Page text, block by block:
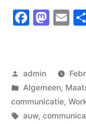
Posted
by
admin
Posted
in
Algemeen,
communicatie,
Tags:
auw,